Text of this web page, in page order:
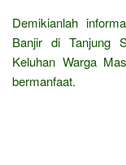
Demikianlah
Banjir di Tanjung
Keluhan Warga
bermanfaat.